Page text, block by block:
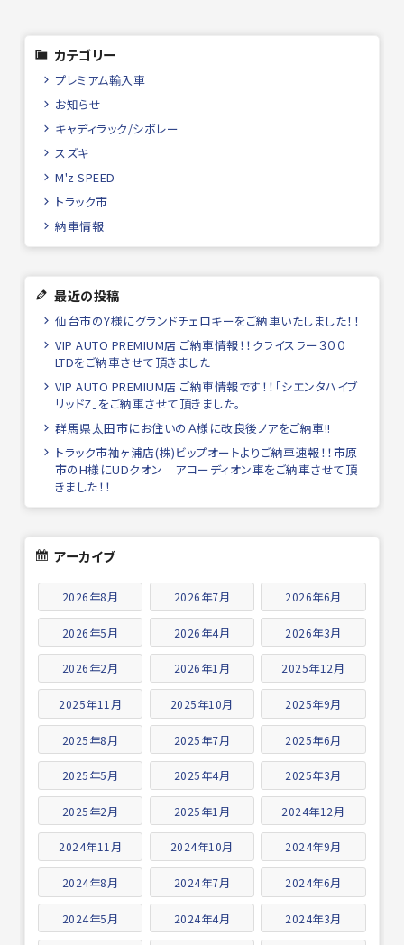
カテゴリー
プレミアム輸入車
お知らせ
キャディラック/シボレー
スズキ
M'z SPEED
トラック市
納車情報
最近の投稿
仙台市のY様にグランドチェロキーをご納車いたしました！！
VIP AUTO PREMIUM店 ご納車情報！！クライスラー３００
LTDをご納車させて頂きました
VIP AUTO PREMIUM店 ご納車情報です！！「シエンタハイブ
リッドZ」をご納車させて頂きました。
群馬県太田市にお住いのＡ様に改良後ノアをご納車!!
トラック市袖ヶ浦店(株)ビップオートよりご納車速報！！市原
市のH様にUDクオン アコーディオン車をご納車させて頂
きました！！
アーカイブ
2026年8月 2026年7月 2026年6月
2026年5月 2026年4月 2026年3月
2026年2月 2026年1月 2025年12月
2025年11月 2025年10月 2025年9月
2025年8月 2025年7月 2025年6月
2025年5月 2025年4月 2025年3月
2025年2月 2025年1月 2024年12月
2024年11月 2024年10月 2024年9月
2024年8月 2024年7月 2024年6月
2024年5月 2024年4月 2024年3月